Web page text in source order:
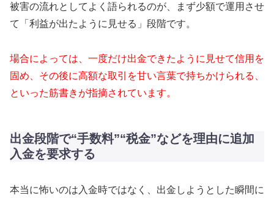
被害の流れとしてよく語られるのが、まず少額で運用させ
て「利益が出たように見せる」段階です。
場合によっては、一度だけ出金できたように見せて信用を
固め、その後に高額な取引を甘い言葉で持ちかけられる、
といった筋書きが指摘されています。
出金段階で“手数料”“税金”などを理由に追加
入金を要求する
本当に怖いのは入金時ではなく、出金しようとした瞬間に